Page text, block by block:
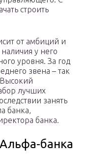
строить
от амбиций и
у него
уровня. За год
звена – так
лучших
занять
банка,
банка.
банка